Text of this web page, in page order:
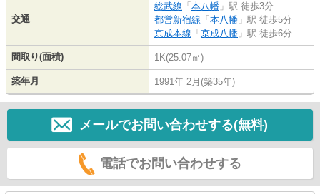
交通
総武線 「 本八幡 」駅 徒歩3分
都営新宿線 「 本八幡 」駅 徒歩5分
京成本線 「 京成八幡 」駅 徒歩6分
間取り(面積) 1K(25.07㎡)
築年月 1991年 2月(築35年)
メールでお問い合わせする(無料)
電話でお問い合わせする